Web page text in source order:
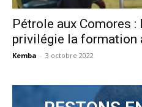
Pétrole aux Comores
privilégie la formation
Kemba - 3 octobre 2022